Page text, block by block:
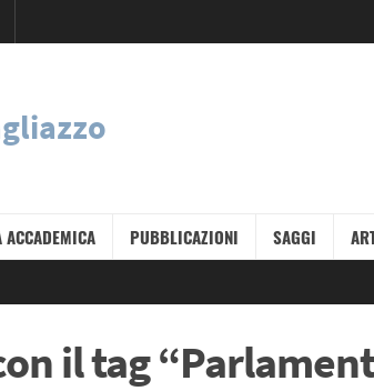
ACCADEMICA PUBBLICAZIONI SAGGI
il tag